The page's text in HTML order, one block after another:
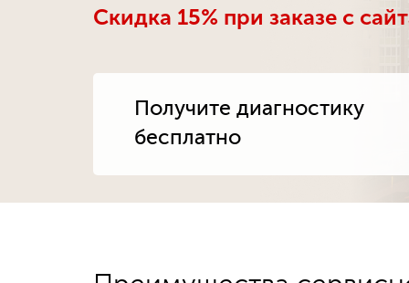
Скидка 15% при заказе с
Получите диагностику
бесплатно